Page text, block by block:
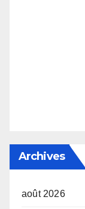
Archives
août 2026